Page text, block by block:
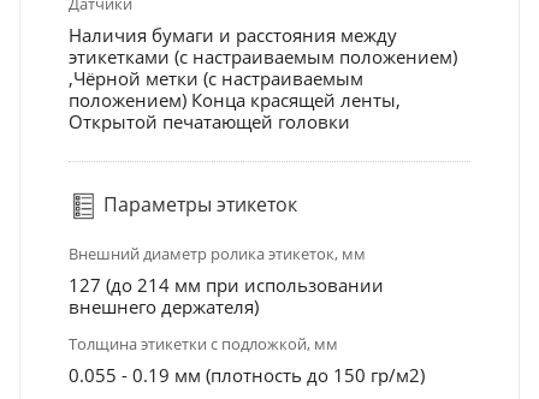
Наличия бумаги и расстояния между
этикетками (с настраиваемым положением)
,Чёрной метки (с настраиваемым
положением) Конца красящей ленты,
Открытой печатающей головки
Параметры этикеток
Внешний диаметр ролика этикеток, мм
127 (до 214 мм при использовании
внешнего держателя)
Толщина этикетки с подложкой, мм
0.055 - 0.19 мм (плотность до 150 гр/м2)